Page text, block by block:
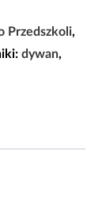
Przedszkoli,
dywan,